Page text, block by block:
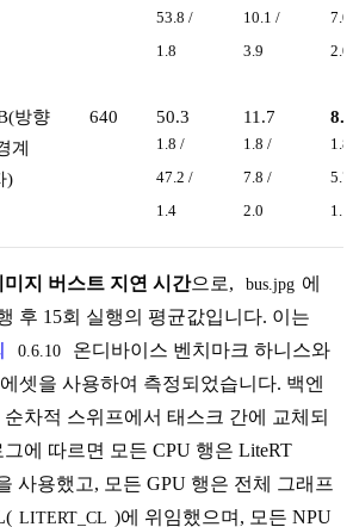
53.8 /
1.8
10.1 /
3.9
2.0
방향
계
)
640 50.3
1.8 /
47.2 /
1.4
11.7
1.8 /
7.8 /
2.0
8.6
1.1
미지 버스트 지연 시간으로, bus.jpg 에
후 15회 실행의 평균값입니다. 이는
0.6.10
온디바이스 벤치마크 하니스와
에셋을 사용하여 측정되었습니다. 백엔
차적 스위프에서 태스크 간에 교체되
에 따르면 모든 CPU 행은 LiteRT
사용했고, 모든 GPU 행은 전체 그래프
LITERT_CL )에 위임했으며, 모든 NPU